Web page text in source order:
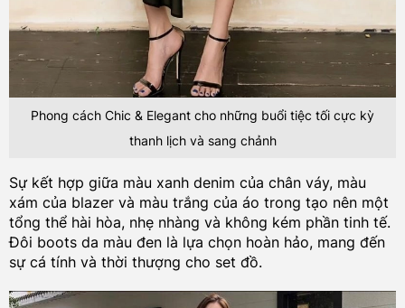
Phong cách Chic & Elegant cho những buổi tiệc tối cực kỳ
thanh lịch và sang chảnh
Sự kết hợp giữa màu xanh denim của chân váy, màu
xám của blazer và màu trắng của áo trong tạo nên một
tổng thể hài hòa, nhẹ nhàng và không kém phần tinh tế.
Đôi boots da màu đen là lựa chọn hoàn hảo, mang đến
sự cá tính và thời thượng cho set đồ.